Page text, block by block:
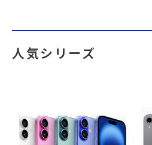
人気シリーズ